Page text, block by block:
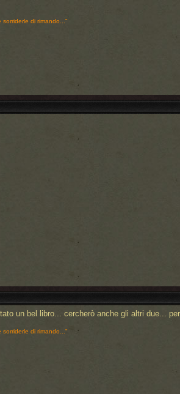
di rimando..."
un bel libro... cercherò anche gli altri due...
di rimando..."